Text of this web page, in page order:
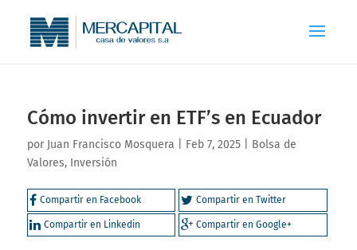
Cómo invertir en ETF’s en Ecuador
por Juan Francisco Mosquera Feb 7, 2025| Bolsa de
Valores, Inversión
Compartir en Facebook Compartir en Twitter
Compartir en Linkedin Compartir en Google+